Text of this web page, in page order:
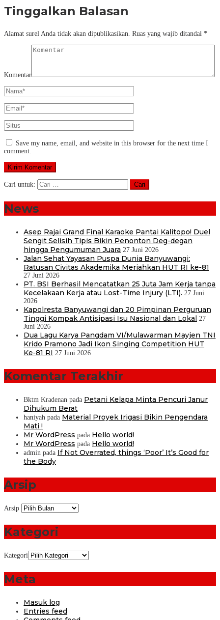
Tinggalkan Balasan
Alamat surel Anda tidak akan dipublikasikan. Ruas yang wajib ditandai *
Komentar
Save my name, email, and website in this browser for the next time I
comment.
Cari untuk:
News
Asep Rajai Grand Final Karaoke Pantai Kalitopo! Duel
Sengit Selisih Tipis Bikin Penonton Deg-degan
hingga Pengumuman Juara 27 Juni 2026
Jalan Sehat Yayasan Puspa Dunia Banyuwangi:
Ratusan Civitas Akademika Meriahkan HUT RI ke-81
27 Juni 2026
PT. BSI Berhasil Mencatatkan 25 Juta Jam Kerja tanpa
Kecelakaan Kerja atau Lost-Time Injury (LTI). 27 Juni
2026
Kapolresta Banyuwangi dan 20 Pimpinan Perguruan
Tinggi Kompak Antisipasi Isu Nasional dan Lokal 27
Juni 2026
Dua Lagu Karya Pangdam VI/Mulawarman Mayjen TNI
Krido Pramono Jadi Ikon Singing Competition HUT
Ke-81 RI 27 Juni 2026
Komentar Terakhir
Bktm Kradenan pada Petani Kelapa Minta Pencuri Janur
Dihukum Berat
haniyah pada Material Proyek Irigasi Bikin Pengendara
Mati !
Mr WordPress pada Hello world!
Mr WordPress pada Hello world!
admin pada If Not Overrated, things ‘Poor’ It’s Good for
the Body
Arsip
Arsip
Kategori
Kategori
Meta
Masuk log
Entries feed